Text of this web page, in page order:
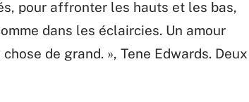
pour affronter les hauts et les bas,
dans les éclaircies. Un amour
de grand. », Tene Edwards. Deux